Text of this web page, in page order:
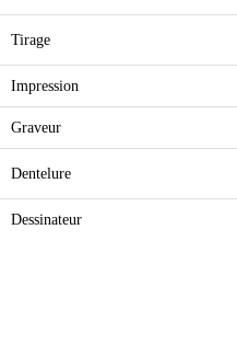
Tirage
Impression
Graveur
Dentelure
Dessinateur